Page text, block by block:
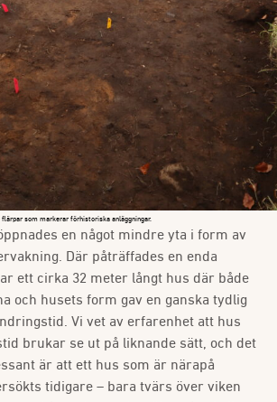
flärpar som markerar förhistoriska anläggningar.
en något mindre yta i form av
Där påträffades en enda
ett cirka 32 meter långt hus där både
och husets form gav en ganska tydlig
Vi vet av erfarenhet att hus
brukar se ut på liknande sätt, och det
är att ett hus som är närapå
tidigare – bara tvärs över viken